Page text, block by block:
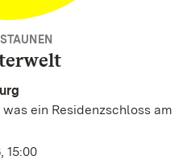
ein Residenzschloss am
15:00